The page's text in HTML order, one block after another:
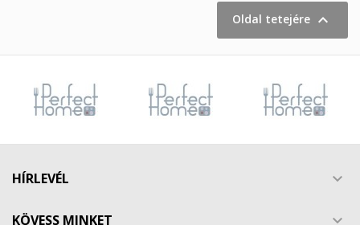
Oldal tetejére 
HÍRLEVÉL 
KÖVESS MINKET 